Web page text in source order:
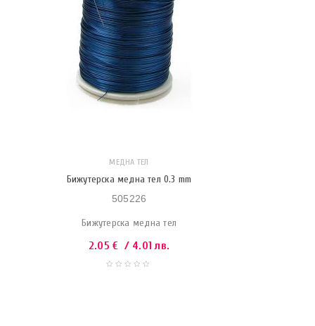
МЕДНА ТЕЛ
Бижутерска медна тел 0.3 mm
505226
Бижутерска медна тел
2.05€ / 4.01 лв.